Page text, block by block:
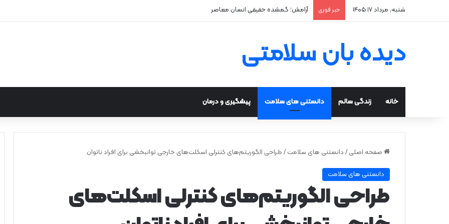
شنبه, مرداد ۱۷ ۱۴۰۵ خبر فوری آرامش؛ گمشده حقیقی انسان معاصر
دیده بان سلامتی
خانه زندگی سالم دانستنی های سلامت پیشگیری و درمان
صفحه اصلی / دانستنی های سلامت / طراحی الگوریتم‌های کنترلی اسکلت‌های خارجی توانبخشی برای افراد ناتوان
دانستنی های سلامت
طراحی الگوریتم‌های کنترلی اسکلت‌های